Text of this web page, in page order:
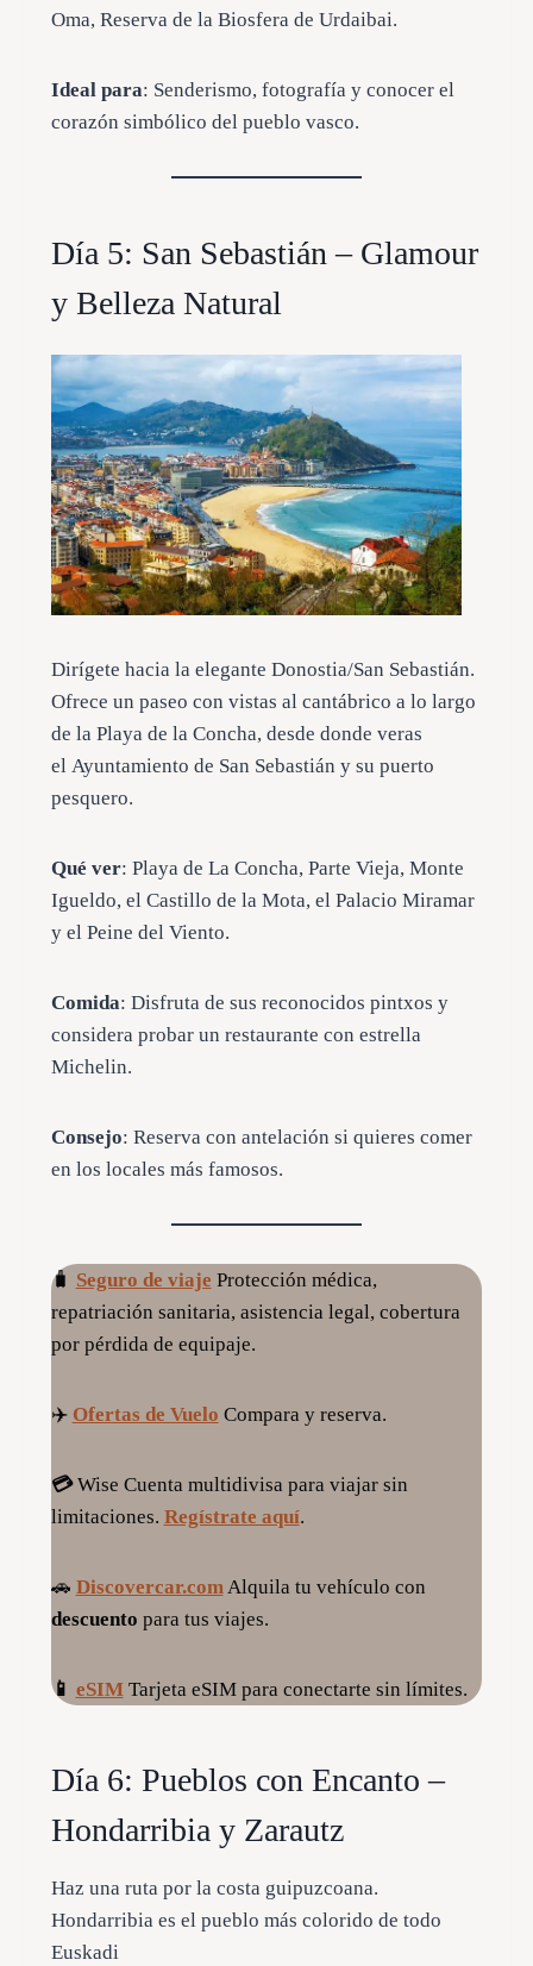
Oma, Reserva de la Biosfera de Urdaibai.
Ideal para: Senderismo, fotografía y conocer el
corazón simbólico del pueblo vasco.
Día 5: San Sebastián – Glamour
y Belleza Natural
Dirígete hacia la elegante Donostia/San Sebastián.
Ofrece un paseo con vistas al cantábrico a lo largo
de la Playa de la Concha, desde donde veras
el Ayuntamiento de San Sebastián y su puerto
pesquero.
Qué ver: Playa de La Concha, Parte Vieja, Monte
Igueldo, el Castillo de la Mota, el Palacio Miramar
y el Peine del Viento.
Comida: Disfruta de sus reconocidos pintxos y
considera probar un restaurante con estrella
Michelin.
Consejo: Reserva con antelación si quieres comer
en los locales más famosos.
🧳 Seguro de viaje Protección médica,
repatriación sanitaria, asistencia legal, cobertura
por pérdida de equipaje.
✈️ Ofertas de Vuelo Compara y reserva.
💳Wise Cuenta multidivisa para viajar sin
limitaciones. Regístrate aquí.
🚗 Discovercar.comAlquila tu vehículo con
descuento para tus viajes.
📱 eSIMTarjeta eSIM para conectarte sin límites.
Día 6: Pueblos con Encanto –
Hondarribia y Zarautz
Haz una ruta por la costa guipuzcoana.
Hondarribia es el pueblo más colorido de todo
Euskadi